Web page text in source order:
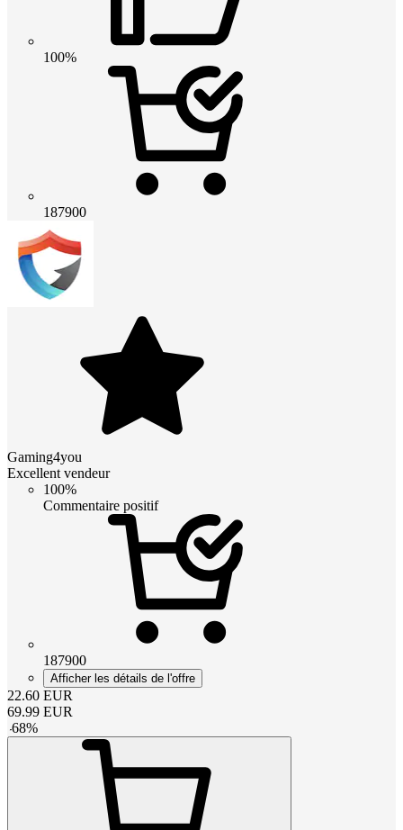
100%
187900
Gaming4you
Excellent vendeur
100%
Commentaire positif
187900
Afficher les détails de l'offre
22.60 EUR
69.99 EUR
-68%